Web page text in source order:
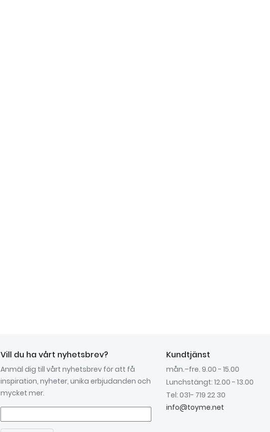
Vill du ha vårt nyhetsbrev?
Anmäl dig till vårt nyhetsbrev för att få
inspiration, nyheter, unika erbjudanden och
mycket mer.
Kundtjänst
mån.–fre. 9.00 - 15.00
Lunchstängt: 12.00 - 13.00
Tel: 031- 719 22 30
info@toyme.net